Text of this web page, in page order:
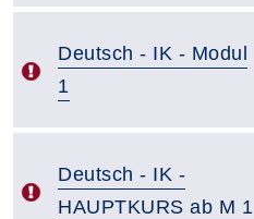
Deutsch - IK - Modul
1
Deutsch - IK -
HAUPTKURS ab M 1